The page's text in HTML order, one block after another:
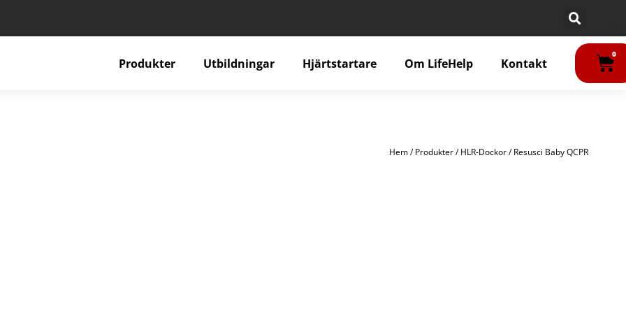
Produkter Utbildningar Hjärtstartare Om LifeHelp Kontakt
0
Hem/Produkter/HLR-Dockor/ Resusci Baby QCPR